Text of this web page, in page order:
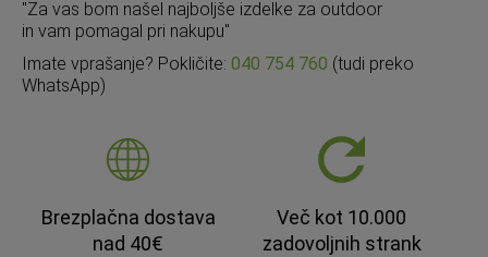
"Za vas bom našel najboljše izdelke za outdoor
in vam pomagal pri nakupu"
Imate vprašanje? Pokličite: 040 754 760 (tudi preko
WhatsApp)
Brezplačna dostava
nad 40€
Več kot 10.000
zadovoljnih strank